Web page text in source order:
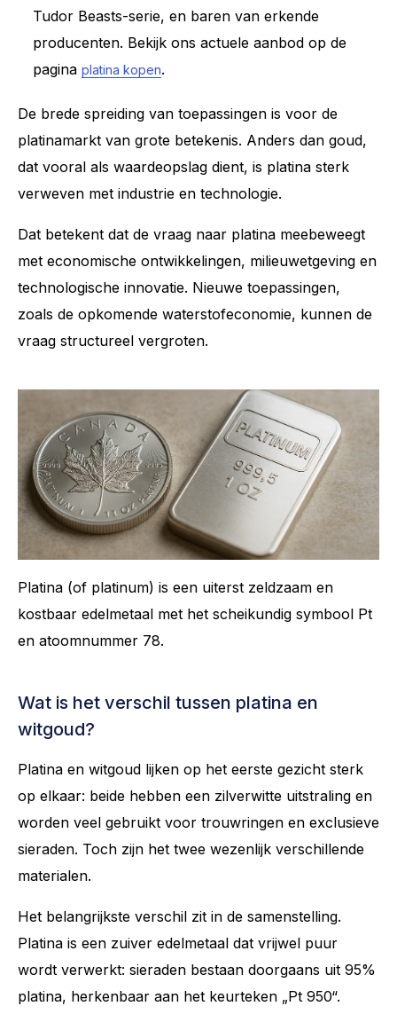
Tudor Beasts-serie, en baren van erkende
producenten. Bekijk ons actuele aanbod op de
pagina platina kopen.
De brede spreiding van toepassingen is voor de
platinamarkt van grote betekenis. Anders dan goud,
dat vooral als waardeopslag dient, is platina sterk
verweven met industrie en technologie.
Dat betekent dat de vraag naar platina meebeweegt
met economische ontwikkelingen, milieuwetgeving en
technologische innovatie. Nieuwe toepassingen,
zoals de opkomende waterstofeconomie, kunnen de
vraag structureel vergroten.
Platina (of platinum) is een uiterst zeldzaam en
kostbaar edelmetaal met het scheikundig symbool Pt
en atoomnummer 78.
Wat is het verschil tussen platina en
witgoud?
Platina en witgoud lijken op het eerste gezicht sterk
op elkaar: beide hebben een zilverwitte uitstraling en
worden veel gebruikt voor trouwringen en exclusieve
sieraden. Toch zijn het twee wezenlijk verschillende
materialen.
Het belangrijkste verschil zit in de samenstelling.
Platina is een zuiver edelmetaal dat vrijwel puur
wordt verwerkt: sieraden bestaan doorgaans uit 95%
platina, herkenbaar aan het keurteken „Pt 950“.